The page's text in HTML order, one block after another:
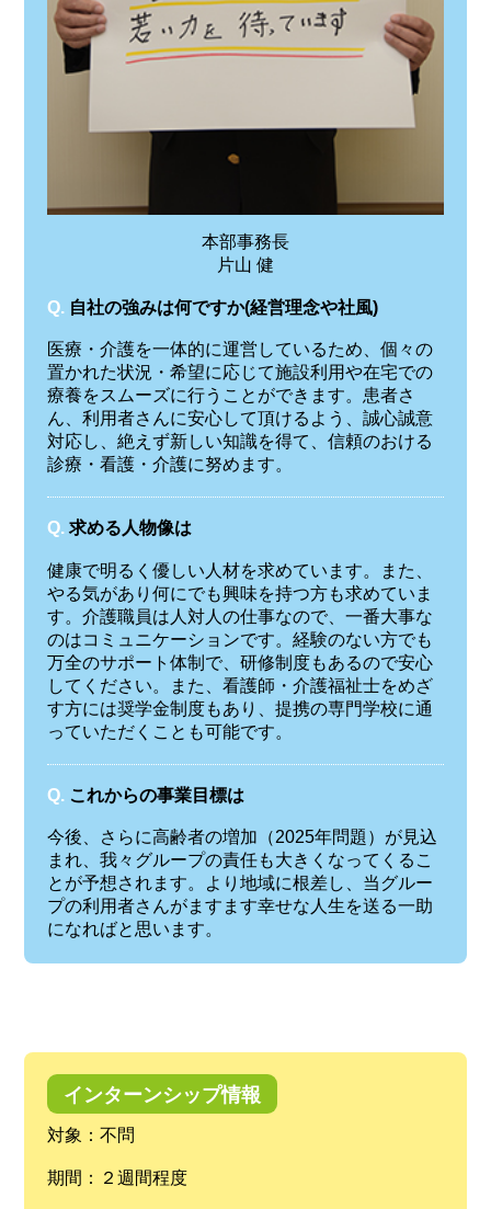
本部事務長
片山 健
Q. 自社の強みは何ですか(経営理念や社風)
医療・介護を一体的に運営しているため、個々の
置かれた状況・希望に応じて施設利用や在宅での
療養をスムーズに行うことができます。患者さ
ん、利用者さんに安心して頂けるよう、誠心誠意
対応し、絶えず新しい知識を得て、信頼のおける
診療・看護・介護に努めます。
Q. 求める人物像は
健康で明るく優しい人材を求めています。また、
やる気があり何にでも興味を持つ方も求めていま
す。介護職員は人対人の仕事なので、一番大事な
のはコミュニケーションです。経験のない方でも
万全のサポート体制で、研修制度もあるので安心
してください。また、看護師・介護福祉士をめざ
す方には奨学金制度もあり、提携の専門学校に通
っていただくことも可能です。
Q. これからの事業目標は
今後、さらに高齢者の増加（2025年問題）が見込
まれ、我々グループの責任も大きくなってくるこ
とが予想されます。より地域に根差し、当グルー
プの利用者さんがますます幸せな人生を送る一助
になればと思います。
インターンシップ情報
対象：不問
期間：２週間程度